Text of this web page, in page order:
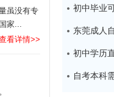
虽没有专
家...
看详情>>